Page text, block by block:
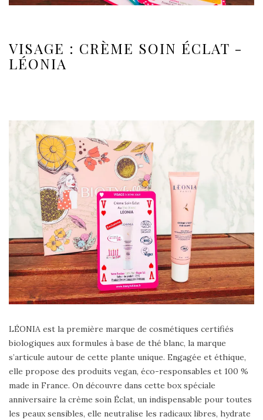
VISAGE : CRÈME SOIN ÉCLAT -
LÉONIA
LÉONIA est la première marque de cosmétiques certifiés
biologiques aux formules à base de thé blanc, la marque
s’articule autour de cette plante unique. Engagée et éthique,
elle propose des produits vegan, éco-responsables et 100 %
made in France. On découvre dans cette box spéciale
anniversaire la crème soin Éclat, un indispensable pour toutes
les peaux sensibles, elle neutralise les radicaux libres, hydrate